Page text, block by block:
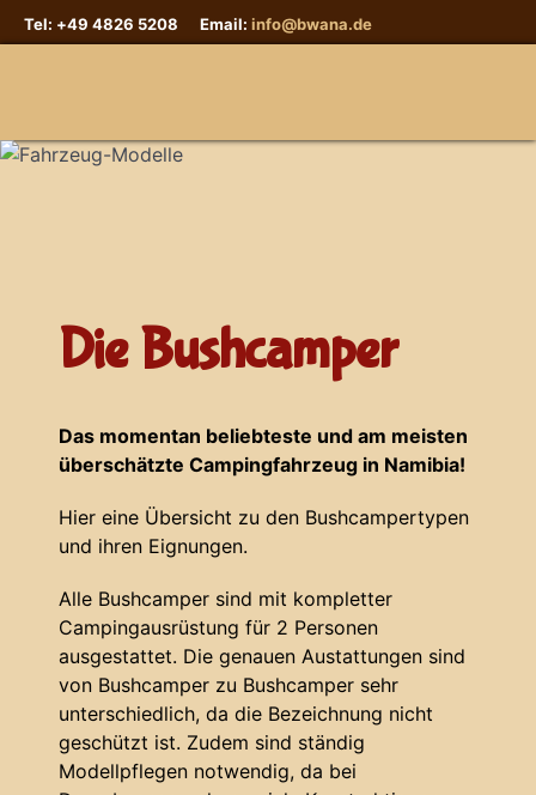
Tel: +49 4826 5208 Email: info@bwana.de
Sprache auswählen
Die Bushcamper
Das momentan beliebteste und am meisten
überschätzte Campingfahrzeug in Namibia!
Hier eine Übersicht zu den Bushcampertypen
und ihren Eignungen.
Alle Bushcamper sind mit kompletter
Campingausrüstung für 2 Personen
ausgestattet. Die genauen Austattungen sind
von Bushcamper zu Bushcamper sehr
unterschiedlich, da die Bezeichnung nicht
geschützt ist. Zudem sind ständig
Modellpflegen notwendig, da bei